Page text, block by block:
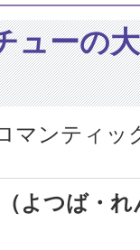
ューの
マンティ
よつば・れ